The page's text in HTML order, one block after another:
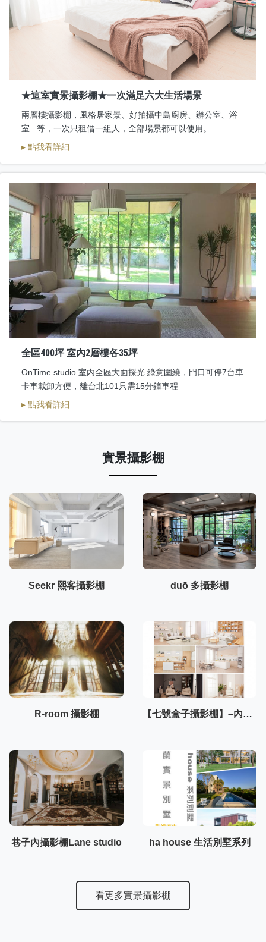
★這室實景攝影棚★一次滿足六大生活場景
兩層樓攝影棚，風格居家景、好拍攝中島廚房、辦公室、浴
室...等，一次只租借一組人，全部場景都可以使用。
▸ 點我看詳細
全區400坪 室內2層樓各35坪
OnTime studio 室內全區大面採光 綠意圍繞，門口可停7台車
卡車載卸方便，離台北101只需15分鐘車程
▸ 點我看詳細
實景攝影棚
Seekr 熙客攝影棚 duō 多攝影棚
R-room 攝影棚 【七號盒子攝影棚】–內湖棚3F
巷子內攝影棚Lane studio ha house 生活別墅系列
看更多實景攝影棚